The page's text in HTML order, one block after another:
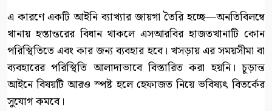
এ কারণে একটি আইনি ব্যাখ্যার জায়গা তৈরি হচ্ছে—অনতিবিলম্বে
থানায় হস্তান্তরের বিধান থাকলে এসআরবির হাজতখানাটি কোন
পরিস্থিতিতে এবং কার জন্য ব্যবহার হবে। খসড়ায় এর সময়সীমা বা
ব্যবহারের পরিস্থিতি আলাদাভাবে বিস্তারিত করা হয়নি। চূড়ান্ত
আইনে বিষয়টি আরও স্পষ্ট হলে হেফাজত নিয়ে ভবিষ্যৎ বিতর্কের
সুযোগ কমবে।